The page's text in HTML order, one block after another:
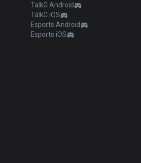
TalkG Android
TalkG iOS
Esports Android
Esports iOS